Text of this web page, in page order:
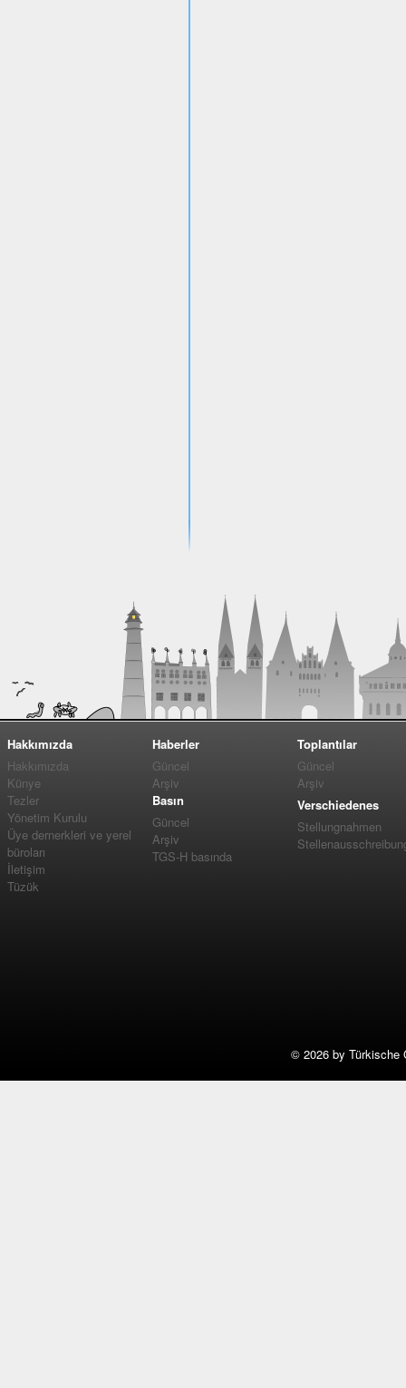
Hakkımızda
Hakkımızda
Künye
Tezler
Yönetim Kurulu
Üye dernerkleri ve yerel
büroları
İletişim
Tüzük
Haberler
Güncel
Arşiv
Basın
Güncel
Arşiv
TGS-H basında
Toplantılar
Güncel
Arşiv
Verschiedenes
Stellungnahmen
© 2026 by Türkische